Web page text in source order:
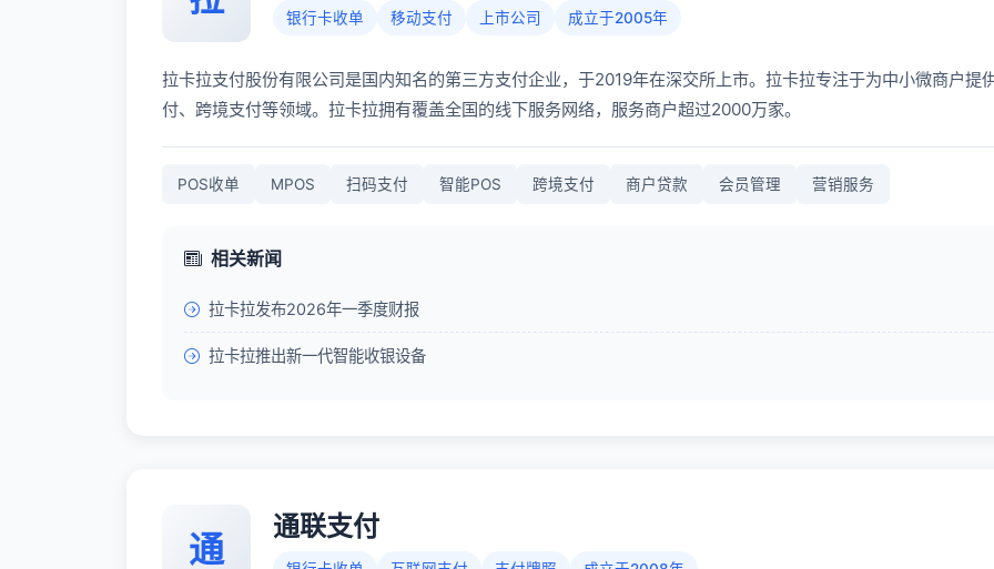
银行卡收单 移动支付 上市公司 成立于2005年
拉卡拉支付股份有限公司是国内知名的第三方支付企业，于2019年在深交所上市。拉卡拉专注于为中小微商户提
付、跨境支付等领域。拉卡拉拥有覆盖全国的线下服务网络，服务商户超过2000万家。
POS收单 MPOS 扫码支付 智能POS 跨境支付 商户贷款 会员管理 营销服务
相关新闻
拉卡拉发布2026年一季度财报
拉卡拉推出新一代智能收银设备
通
通联支付